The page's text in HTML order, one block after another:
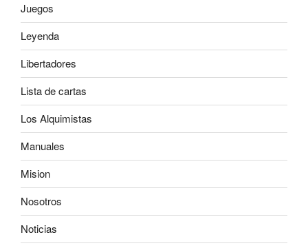
Juegos
Leyenda
Libertadores
Lista de cartas
Los Alquimistas
Manuales
Mision
Nosotros
Noticias